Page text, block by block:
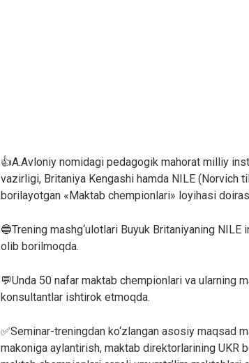
👍A.Avloniy nomidagi pedagogik mahorat milliy
vazirligi, Britaniya Kengashi hamda NILE (Norvich
borilayotgan «Maktab chempionlari» loyihasi
🔵Trening mashg‘ulotlari Buyuk Britaniyaning
olib borilmoqda.
💬Unda 50 nafar maktab chempionlari va ularning
konsultantlar ishtirok etmoqda.
✅Seminar-treningdan ko‘zlangan asosiy maqsad
makoniga aylantirish, maktab direktorlarining UKR